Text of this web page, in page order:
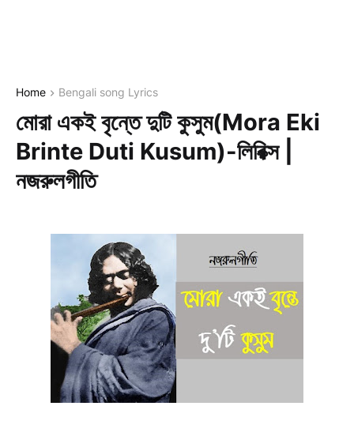
Home Bengali song Lyrics
মোরা একই বৃন্তে দুটি কুসুম(Mora Eki
Brinte Duti Kusum)-লিরিক্স |
নজরুলগীতি